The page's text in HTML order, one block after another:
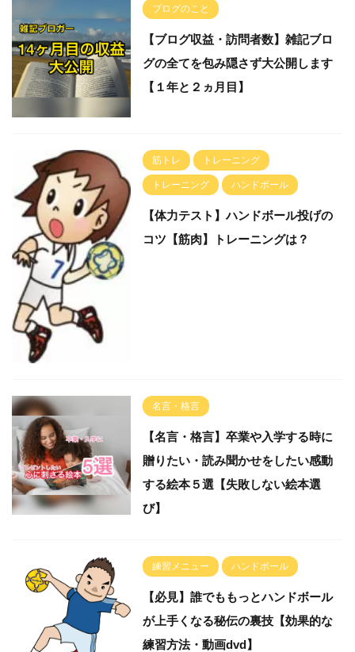
ブログのこと
【ブログ収益・訪問者数】雑記ブロ
グの全てを包み隠さず大公開します
【１年と２ヵ月目】
筋トレ トレーニング
トレーニング ハンドボール
【体力テスト】ハンドボール投げの
コツ【筋肉】トレーニングは？
名言・格言
【名言・格言】卒業や入学する時に
贈りたい・読み聞かせをしたい感動
する絵本５選【失敗しない絵本選
び】
練習メニュー ハンドボール
【必見】誰でももっとハンドボール
が上手くなる秘伝の裏技【効果的な
練習方法・動画dvd】